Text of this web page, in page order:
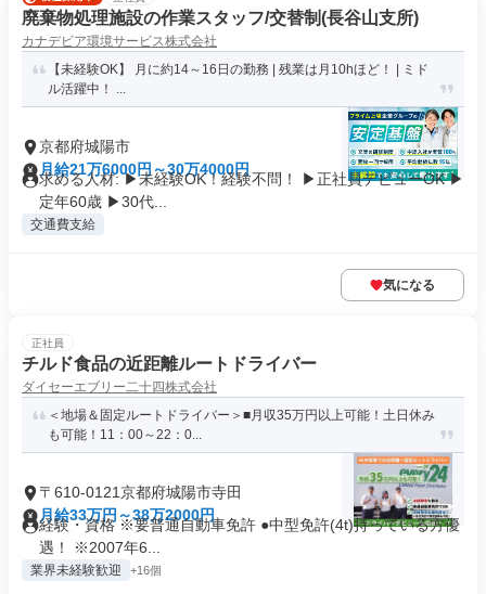
廃棄物処理施設の作業スタッフ/交替制(長谷山支所)
カナデビア環境サービス株式会社
【未経験OK】 月に約14～16日の勤務 | 残業は月10hほど！ | ミド
ル活躍中！ ...
京都府城陽市
月給21万6000円～30万4000円
求める人材: ▶未経験OK！経験不問！ ▶正社員デビューOK ▶
定年60歳 ▶30代...
交通費支給
気になる
正社員
チルド食品の近距離ルートドライバー
ダイセーエブリー二十四株式会社
＜地場＆固定ルートドライバー＞■月収35万円以上可能！土日休み
も可能！11：00～22：0...
〒610-0121京都府城陽市寺田
月給33万円～38万2000円
経験・資格 ※要普通自動車免許 ●中型免許(4t)持っている方優
遇！ ※2007年6...
業界未経験歓迎 +16個